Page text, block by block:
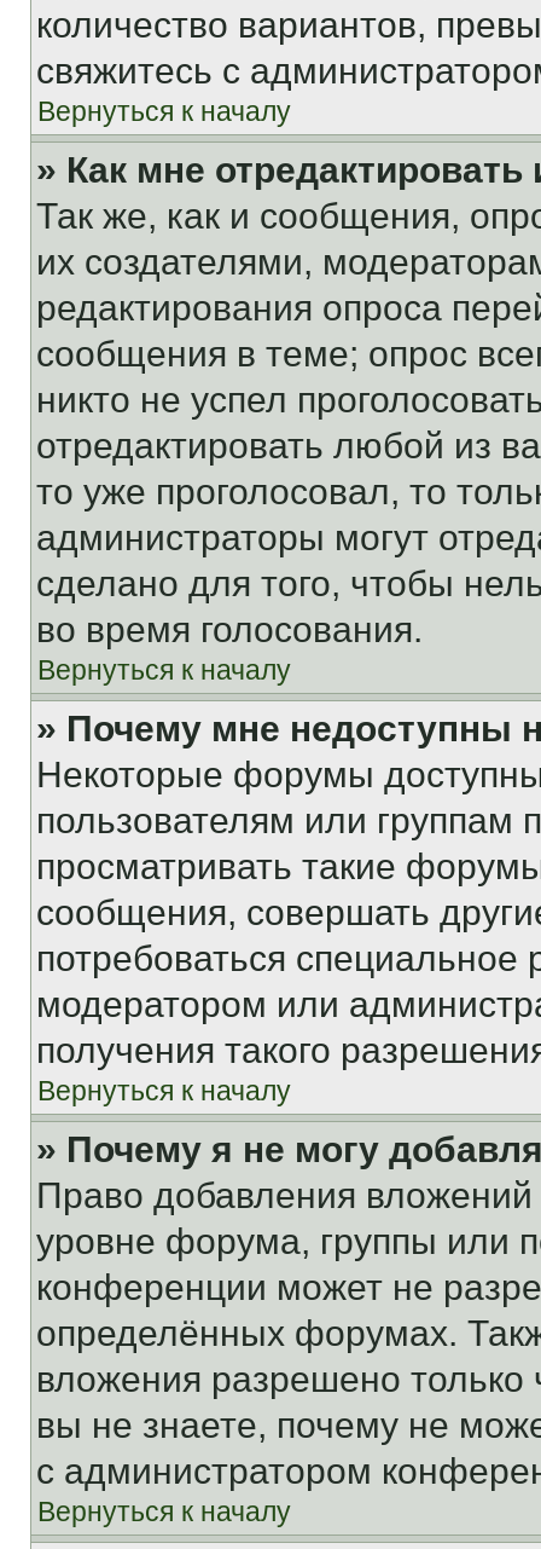
количество вариантов,
свяжитесь с
Вернуться к началу
» Как мне
Так же, как и сообщения,
их создателями,
редактирования опроса
сообщения в теме; опрос
никто не успел
отредактировать любой из
то уже проголосовал, то
администраторы могут
сделано для того, чтобы
во время голосования.
Вернуться к началу
» Почему мне недоступны
Некоторые форумы
пользователям или группам
просматривать такие
сообщения, совершать
потребоваться
модератором или
получения такого
Вернуться к началу
» Почему я не могу
Право добавления
уровне форума, группы или
конференции может не
определённых форумах.
вложения разрешено
вы не знаете, почему не
с администратором
Вернуться к началу